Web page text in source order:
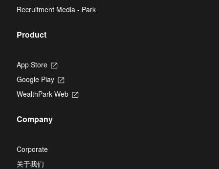
new
tab
Recruitment Media - Park
Product
App Store
Opens
a
new
tab
Google Play
Opens
a
WealthPark Web
Opens
Company
Corporate
关于我们